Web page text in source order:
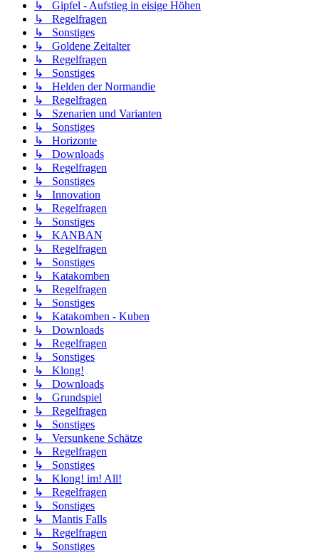
↳ Gipfel - Aufstieg in eisige Höhen
↳ Regelfragen
↳ Sonstiges
↳ Goldene Zeitalter
↳ Regelfragen
↳ Sonstiges
↳ Helden der Normandie
↳ Regelfragen
↳ Szenarien und Varianten
↳ Sonstiges
↳ Horizonte
↳ Downloads
↳ Regelfragen
↳ Sonstiges
↳ Innovation
↳ Regelfragen
↳ Sonstiges
↳ KANBAN
↳ Regelfragen
↳ Sonstiges
↳ Katakomben
↳ Regelfragen
↳ Sonstiges
↳ Katakomben - Kuben
↳ Downloads
↳ Regelfragen
↳ Sonstiges
↳ Klong!
↳ Downloads
↳ Grundspiel
↳ Regelfragen
↳ Sonstiges
↳ Versunkene Schätze
↳ Regelfragen
↳ Sonstiges
↳ Klong! im! All!
↳ Regelfragen
↳ Sonstiges
↳ Mantis Falls
↳ Regelfragen
↳ Sonstiges